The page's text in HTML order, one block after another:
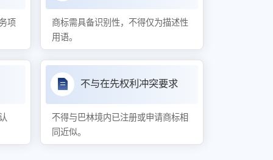
项
商标需具备识别性，不得仅为描述性
用语。
不与在先权利冲突要求
不得与巴林境内已注册或申请商标相
同近似。